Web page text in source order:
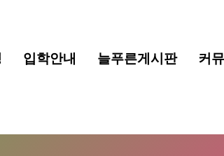
입학안내 늘푸른게시판 커